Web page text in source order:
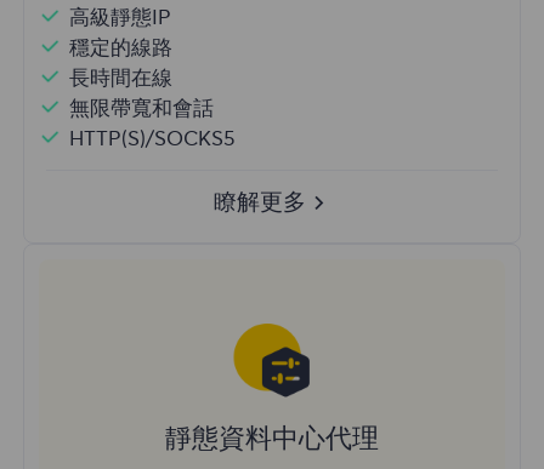
高級靜態IP
穩定的線路
長時間在線
無限帶寬和會話
HTTP(S)/SOCKS5
瞭解更多
靜態資料中心代理